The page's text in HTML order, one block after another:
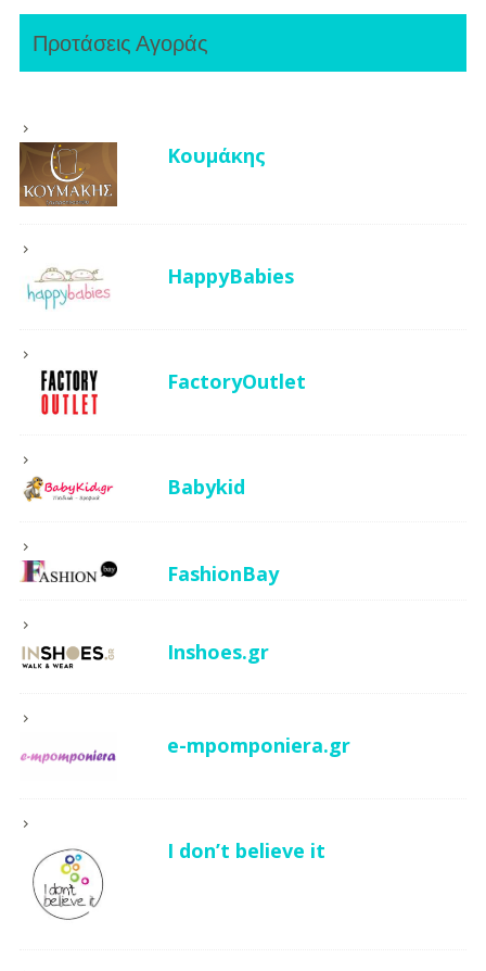
Προτάσεις Αγοράς
Κουμάκης
HappyBabies
FactoryOutlet
Babykid
FashionBay
Inshoes.gr
e-mpomponiera.gr
I don’t believe it